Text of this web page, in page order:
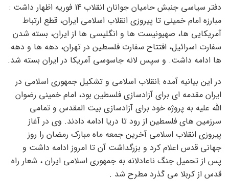
دفتر سیاسی جنبش حامیان جوانان انقلاب 14 فوریه اظهار داشت :
مبارزه امام خمینی تا پیروزی انقلاب اسلامی ایران، قطع ارتباط
آمریکایی ها، صهیونیست ها و انگلیسی ها از ایران، بسته شدن
سفارت اسرائیل، افتتاح سفارت فلسطین در تهران، دهه ها و دهه
ها ادامه داشت. و سپس لانه جاسوسی آمریکا در ایران بسته شد.
در این بیانیه آمده :انقلاب اسلامی و تشکیل جمهوری اسلامی در
ایران مقدمه ای برای آزادسازی فلسطین بود، امام خمینی رضوان
الله علیه به پروژه خود برای آزادسازی بیت المقدس و تمامی
سرزمین های فلسطین از رود تا دریا ادامه دادند. وی در آغاز
پیروزی انقلاب اسلامی آخرین جمعه ماه مبارک رمضان را روز
جهانی قدس اعلام کرد و بزرگداشت آن تا امروز ادامه داشت و
پس از تحمیل جنگ ناعادلانه به جمهوری اسلامی ایران ، شعار راه
قدس از کربلا می گذرد مطرح شد .